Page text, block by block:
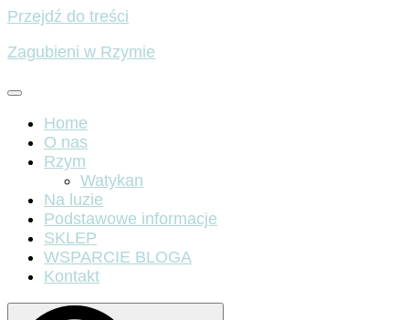
Przejdź do treści
Zagubieni w Rzymie
Home
O nas
Rzym
Watykan
Na luzie
Podstawowe informacje
SKLEP
WSPARCIE BLOGA
Kontakt